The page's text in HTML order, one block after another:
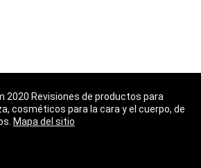
2020 Revisiones de productos para
cosméticos para la cara y el cuerpo, de
Mapa del sitio